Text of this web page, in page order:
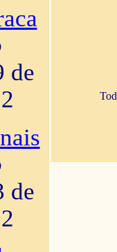
de
de